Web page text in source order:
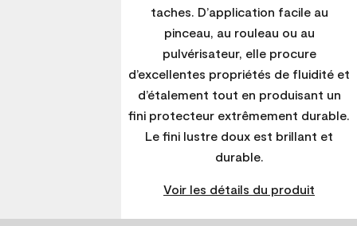
taches. D’application facile au
pinceau, au rouleau ou au
pulvérisateur, elle procure
d’excellentes propriétés de fluidité et
d’étalement tout en produisant un
fini protecteur extrêmement durable.
Le fini lustre doux est brillant et
durable.
Voir les détails du produit